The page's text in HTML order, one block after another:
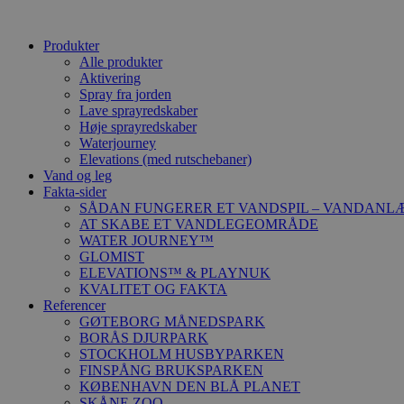
Produkter
Alle produkter
Aktivering
Spray fra jorden
Lave sprayredskaber
Høje sprayredskaber
Waterjourney
Elevations (med rutschebaner)
Vand og leg
Fakta-sider
SÅDAN FUNGERER ET VANDSPIL –
AT SKABE ET VANDLEGEOMRÅDE
WATER JOURNEY™
GLOMIST
ELEVATIONS™ & PLAYNUK
KVALITET OG FAKTA
Referencer
GØTEBORG MÅNEDSPARK
BORÅS DJURPARK
STOCKHOLM HUSBYPARKEN
FINSPÅNG BRUKSPARKEN
KØBENHAVN DEN BLÅ PLANET